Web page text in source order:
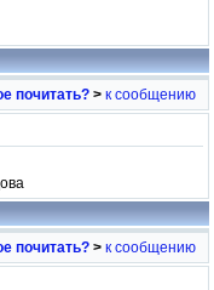
почитать? > к сообщению
почитать? > к сообщению